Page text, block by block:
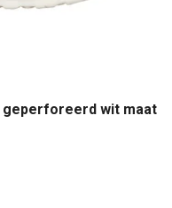
geperforeerd wit maat